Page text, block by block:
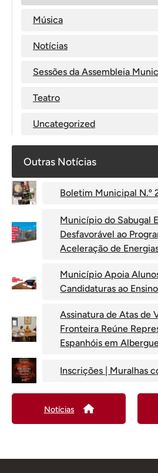
Música
Notícias
Sessões da Assembleia
Teatro
Uncategorized
Outras Notícias
Boletim Municipal N.º
Município do Sabugal
Desfavorável ao
Aceleração de
Município Apoia
Candidaturas ao
Assinatura de Atas de
Fronteira Reúne
Espanhóis em
Inscrições | Muralhas
Notícias